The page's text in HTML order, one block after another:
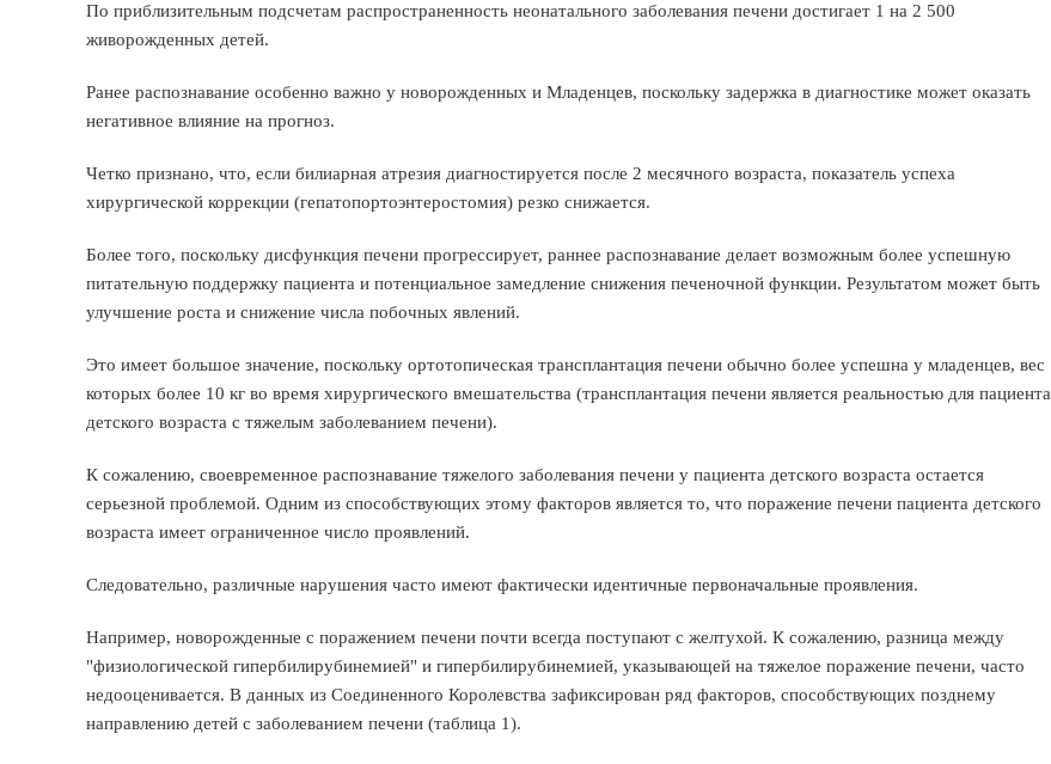
По приблизительным подсчетам распространенность неонатального заболевания печени достигает 1 на 2 500
живорожденных детей.
Ранее распознавание особенно важно у новорожденных и Младенцев, поскольку задержка в диагностике может оказать
негативное влияние на прогноз.
Четко признано, что, если билиарная атрезия диагностируется после 2 месячного возраста, показатель успеха
хирургической коррекции (гепатопортоэнтеростомия) резко снижается.
Более того, поскольку дисфункция печени прогрессирует, раннее распознавание делает возможным более успешную
питательную поддержку пациента и потенциальное замедление снижения печеночной функции. Результатом может быть
улучшение роста и снижение числа побочных явлений.
Это имеет большое значение, поскольку ортотопическая трансплантация печени обычно более успешна у младенцев, вес
которых более 10 кг во время хирургического вмешательства (трансплантация печени является реальностью для пациента
детского возраста с тяжелым заболеванием печени).
К сожалению, своевременное распознавание тяжелого заболевания печени у пациента детского возраста остается
серьезной проблемой. Одним из способствующих этому факторов является то, что поражение печени пациента детского
возраста имеет ограниченное число проявлений.
Следовательно, различные нарушения часто имеют фактически идентичные первоначальные проявления.
Например, новорожденные с поражением печени почти всегда поступают с желтухой. К сожалению, разница между
"физиологической гипербилирубинемией" и гипербилирубинемией, указывающей на тяжелое поражение печени, часто
недооценивается. В данных из Соединенного Королевства зафиксирован ряд факторов, способствующих позднему
направлению детей с заболеванием печени (таблица 1).